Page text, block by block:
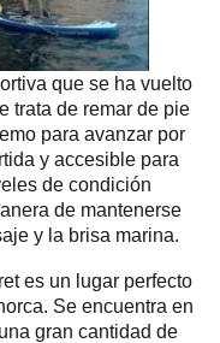
que se ha vuelto
trata de remar de pie
para avanzar por
y accesible para
de condición
de mantenerse
y la brisa marina.
es un lugar perfecto
Se encuentra en
gran cantidad de